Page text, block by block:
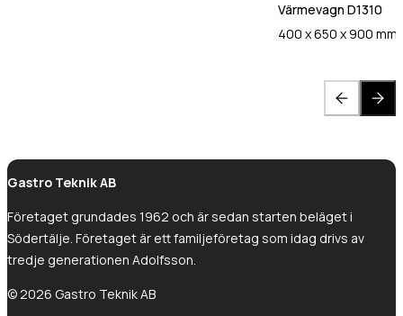
Värmevagn D1310
400 x 650 x 900 mm
Gastro Teknik AB
Företaget grundades 1962 och är sedan starten beläget i
Södertälje. Företaget är ett familjeföretag som idag drivs av
tredje generationen Adolfsson.
© 2026 Gastro Teknik AB